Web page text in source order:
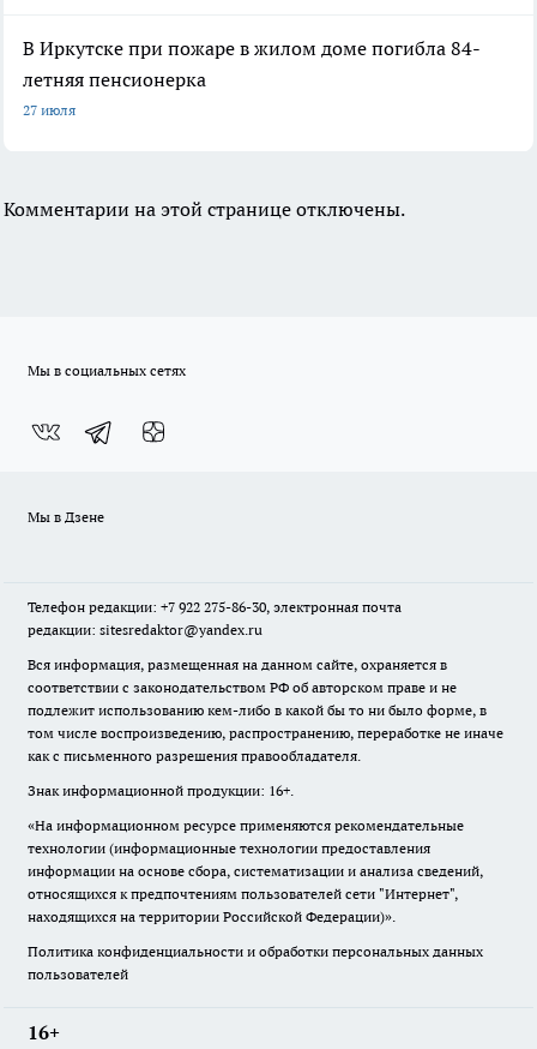
В Иркутске при пожаре в жилом доме погибла 84-
летняя пенсионерка
27 июля
Комментарии на этой странице отключены.
Мы в социальных сетях
Мы в Дзене
Телефон редакции: +7 922 275-86-30, электронная почта
редакции: sitesredaktor@yandex.ru
Вся информация, размещенная на данном сайте, охраняется в
соответствии с законодательством РФ об авторском праве и не
подлежит использованию кем-либо в какой бы то ни было форме, в
том числе воспроизведению, распространению, переработке не иначе
как с письменного разрешения правообладателя.
Знак информационной продукции: 16+.
«На информационном ресурсе применяются рекомендательные
технологии (информационные технологии предоставления
информации на основе сбора, систематизации и анализа сведений,
относящихся к предпочтениям пользователей сети "Интернет",
находящихся на территории Российской Федерации)».
Политика конфиденциальности и обработки персональных данных
пользователей
16+